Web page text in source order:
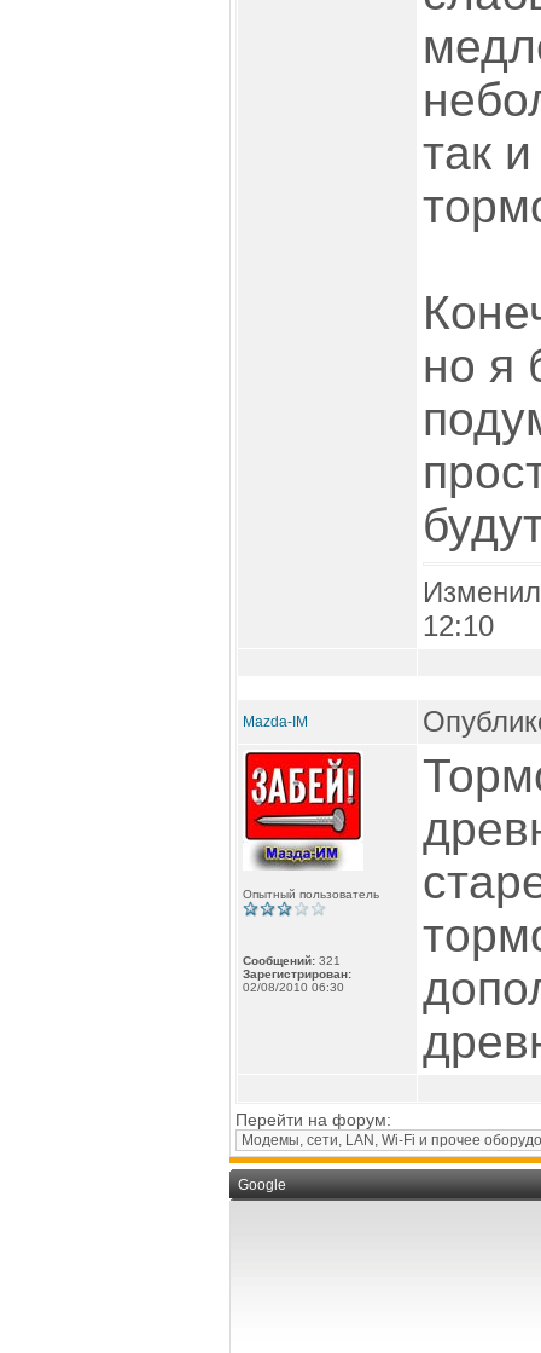
так
но я
12:10
Mazda-IM
Опытный пользователь
Сообщений: 321
Зарегистрирован:
02/08/2010 06:30
Перейти на форум:
Google